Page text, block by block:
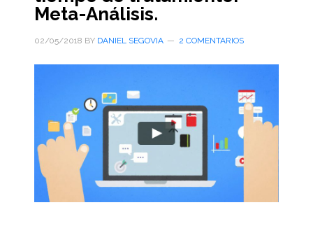
Meta-Análisis.
02/05/2018 BY DANIEL SEGOVIA 2 COMENTARIOS